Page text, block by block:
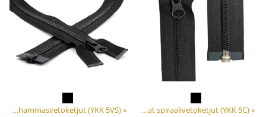
Keskivahvat valuhammasvetoketjut (YKK 5VS)‪»
ja tarvikkeet‪» Vetoketjut ‪» Keskivahvat spiraalivetoketjut (YKK 5C)‪»